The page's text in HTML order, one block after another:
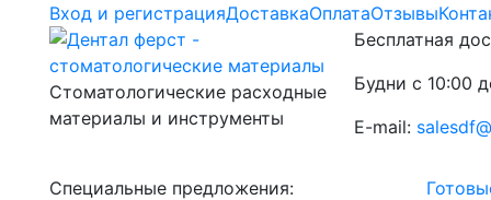
Вход и регистрацияДоставкаОплатаОтзывы
Стоматологические расходные
материалы и инструменты
Бесплатная
Будни с 10:00
E-mail:
Специальные предложения: